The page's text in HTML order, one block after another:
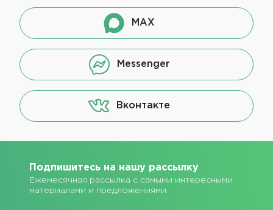
MAX
Messenger
Вконтакте
Подпишитесь на нашу рассылку
Ежемесячная рассылка с самыми интересными
материалами и предложениями